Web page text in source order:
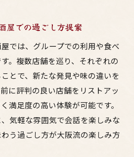
屋での過ごし方提案
では、グループでの利用や食べ
。複数店舗を巡り、それぞれの
とで、新たな発見や味の違いを
に評判の良い店舗をリストアッ
満足度の高い体験が可能です。
気軽な雰囲気で会話を楽しみな
う過ごし方が大阪流の楽しみ方